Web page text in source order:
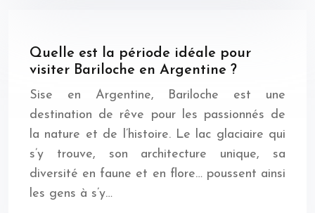
Quelle est la période idéale pour
visiter Bariloche en Argentine ?
Sise en Argentine, Bariloche est une
destination de rêve pour les passionnés de
la nature et de l’histoire. Le lac glaciaire qui
s’y trouve, son architecture unique, sa
diversité en faune et en flore… poussent ainsi
les gens à s’y…